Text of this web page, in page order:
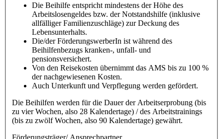
Die Beihilfe entspricht mindestens der Höhe des
Arbeitslosengeldes bzw. der Notstandshilfe (inklusive
allfälliger Familienzuschläge) zur Deckung des
Lebensunterhalts.
Die/der FörderungswerberIn ist während des
Beihilfenbezugs kranken-, unfall- und
pensionsversichert.
Von den Reisekosten übernimmt das AMS bis zu 100 %
der nachgewiesenen Kosten.
Auch Unterkunft und Verpflegung werden gefördert.
Die Beihilfen werden für die Dauer der Arbeitserprobung (bis
zu vier Wochen, also 28 Kalendertage) / des Arbeitstrainings
(bis zu zwölf Wochen, also 90 Kalendertage) gewährt.
Förderungsträger/ Ansprechpartner